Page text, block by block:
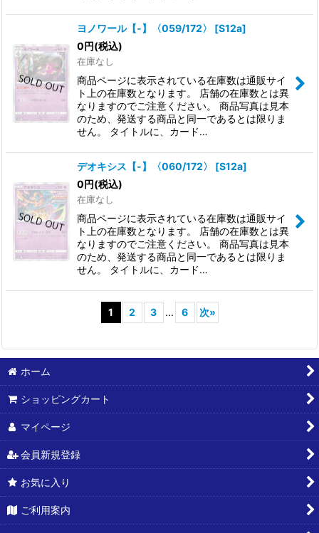
ヨノワール【-】〈059/172〉 [S12a]
0円(税込)
在庫なし
商品ページに表示されている在庫数は通販サイ
ト上の在庫数となります。 店舗の在庫数とは異
なりますのでご注意ください。 商品写真は見本
のため、発送する商品と同一であるとは限りま
せん。 タイトルに、カード…
デオキシス【-】〈060/172〉 [S12a]
0円(税込)
在庫なし
商品ページに表示されている在庫数は通販サイ
ト上の在庫数となります。 店舗の在庫数とは異
なりますのでご注意ください。 商品写真は見本
のため、発送する商品と同一であるとは限りま
せん。 タイトルに、カード…
1 2 3 ... 6 次»
ホーム
ショッピングカート
マイページ
会員新規登録
お気に入り
ご利用案内